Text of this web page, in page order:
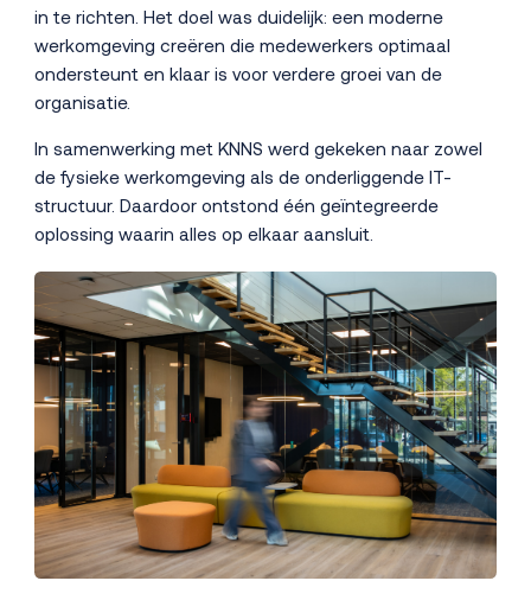
in te richten. Het doel was duidelijk: een moderne
werkomgeving creëren die medewerkers optimaal
ondersteunt en klaar is voor verdere groei van de
organisatie.
In samenwerking met KNNS werd gekeken naar zowel
de fysieke werkomgeving als de onderliggende IT-
structuur. Daardoor ontstond één geïntegreerde
oplossing waarin alles op elkaar aansluit.